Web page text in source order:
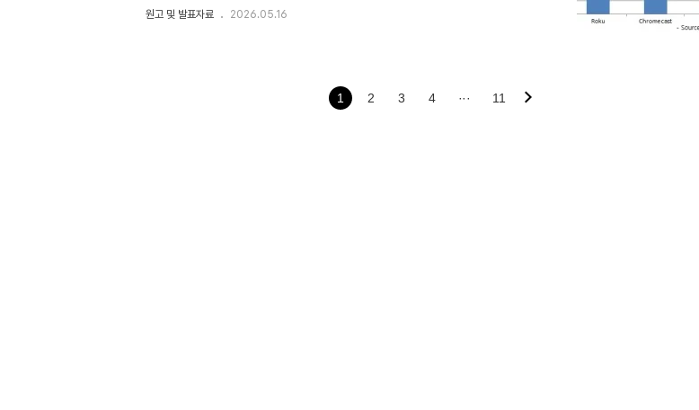
상을 TV 화면을 통해 볼 수 있게 만드는 동글이다. 공식적인 집계는 없지만 35달러라는 저
심을 받고 있다. 노르웨이 소매점인 Elkjøp에서는 최초 발매 이후 몇일만에 4만대를 추가
원고 및 발표자료 2026.05.16
1 2 3 4 ··· 11